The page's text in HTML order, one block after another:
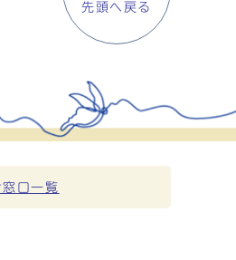
先頭へ戻る
口一覧